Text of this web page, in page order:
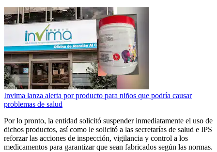
Invima lanza alerta por producto para niños que podría causar
problemas de salud
Por lo pronto, la entidad solicitó suspender inmediatamente el uso de
dichos productos, así como le solicitó a las secretarías de salud e IPS
reforzar las acciones de inspección, vigilancia y control a los
medicamentos para garantizar que sean fabricados según las normas.